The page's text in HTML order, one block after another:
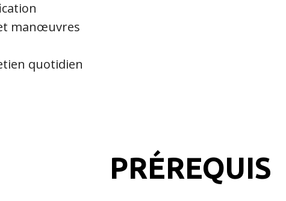
manœuvres
quotidien
PRÉREQUIS